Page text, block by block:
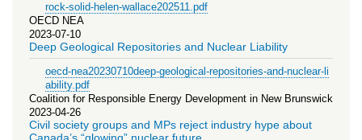
rock-solid-helen-wallace202511.pdf
OECD NEA
2023-07-10
Deep Geological Repositories and Nuclear Liability
oecd-nea20230710deep-geological-repositories-and-nuclear-li
ability.pdf
Coalition for Responsible Energy Development in New Brunswick
2023-04-26
Civil society groups and MPs reject industry hype about